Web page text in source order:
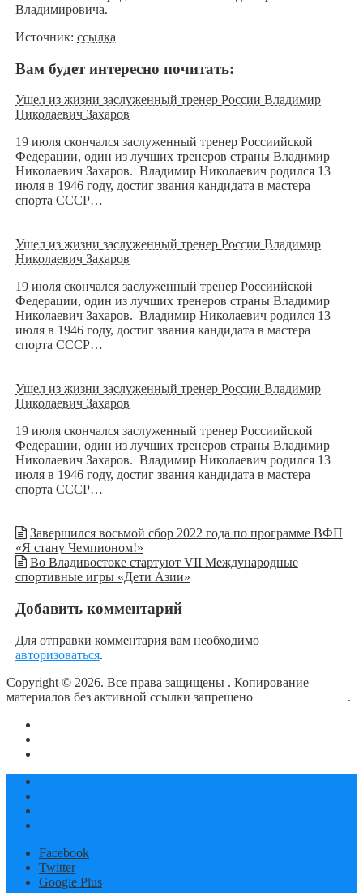
Владимировича.
Источник: ссылка
Вам будет интересно почитать:
Ушел из жизни заслуженный тренер России Владимир
Николаевич Захаров
19 июля скончался заслуженный тренер Россиийской
Федерации, один из лучших тренеров страны Владимир
Николаевич Захаров. Владимир Николаевич родился 13
июля в 1946 году, достиг звания кандидата в мастера
спорта СССР…
Ушел из жизни заслуженный тренер России Владимир
Николаевич Захаров
19 июля скончался заслуженный тренер Россиийской
Федерации, один из лучших тренеров страны Владимир
Николаевич Захаров. Владимир Николаевич родился 13
июля в 1946 году, достиг звания кандидата в мастера
спорта СССР…
Ушел из жизни заслуженный тренер России Владимир
Николаевич Захаров
19 июля скончался заслуженный тренер Россиийской
Федерации, один из лучших тренеров страны Владимир
Николаевич Захаров. Владимир Николаевич родился 13
июля в 1946 году, достиг звания кандидата в мастера
спорта СССР…
Завершился восьмой сбор 2022 года по программе ВФП
«Я стану Чемпионом!»
Во Владивостоке стартуют VII Международные
спортивные игры «Дети Азии»
Добавить комментарий
Для отправки комментария вам необходимо
авторизоваться.
Copyright © 2026. Все права защищены . Копирование
материалов без активной ссылки запрещено
.
Facebook
Twitter
Google Plus